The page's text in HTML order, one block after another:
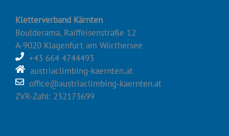
Kletterverband Kärnten
Boulderama, Raiffeisenstraße 12
A-9020 Klagenfurt am Wörthersee
+43 664 4744493
austriaclimbing-kaernten.at
office@austriaclimbing-kaernten.at
ZVR-Zahl: 232173699